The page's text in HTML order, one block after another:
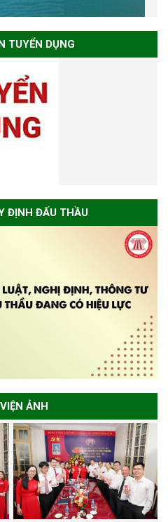
TUYỂN DỤNG
ĐỊNH ĐẤU THẦU
ẢNH